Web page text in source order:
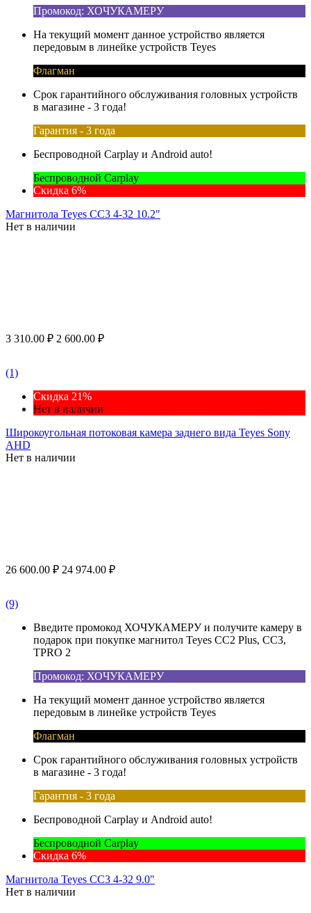
Промокод: ХОЧУКАМЕРУ
На текущий момент данное устройство является
передовым в линейке устройств Teyes
Флагман
Срок гарантийного обслуживания головных устройств
в магазине - 3 года!
Гарантия - 3 года
Беспроводной Carplay и Android auto!
Беспроводной Carplay
Скидка 6%
Магнитола Teyes CC3 4-32 10.2"
Нет в наличии
3 310.00 ₽ 2 600.00 ₽
(1)
Скидка 21%
Нет в наличии
Широкоугольная потоковая камера заднего вида Teyes Sony
AHD
Нет в наличии
26 600.00 ₽ 24 974.00 ₽
(9)
Введите промокод ХОЧУКАМЕРУ и получите камеру в
подарок при покупке магнитол Teyes CC2 Plus, CC3,
TPRO 2
Промокод: ХОЧУКАМЕРУ
На текущий момент данное устройство является
передовым в линейке устройств Teyes
Флагман
Срок гарантийного обслуживания головных устройств
в магазине - 3 года!
Гарантия - 3 года
Беспроводной Carplay и Android auto!
Беспроводной Carplay
Скидка 6%
Магнитола Teyes CC3 4-32 9.0"
Нет в наличии